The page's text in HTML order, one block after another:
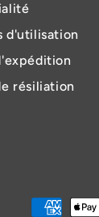
d'utilisation
résiliation